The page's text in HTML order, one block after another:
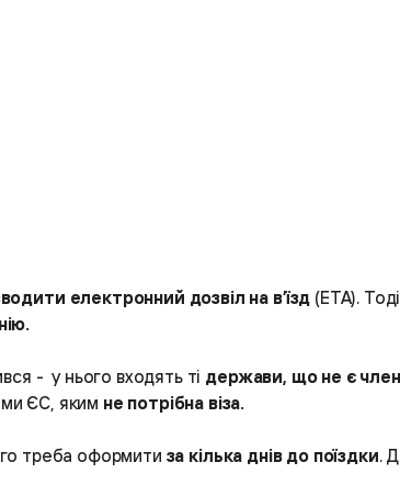
електронний дозвіл на в’їзд (ETA).
- у нього входять ті держави, що не є
ЄС, яким не потрібна віза.
треба оформити за кілька днів до поїздки.